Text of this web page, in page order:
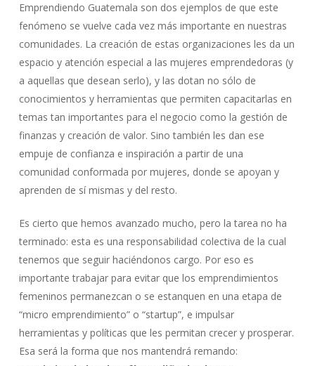
Emprendiendo Guatemala son dos ejemplos de que este
fenómeno se vuelve cada vez más importante en nuestras
comunidades. La creación de estas organizaciones les da un
espacio y atención especial a las mujeres emprendedoras (y
a aquellas que desean serlo), y las dotan no sólo de
conocimientos y herramientas que permiten capacitarlas en
temas tan importantes para el negocio como la gestión de
finanzas y creación de valor. Sino también les dan ese
empuje de confianza e inspiración a partir de una
comunidad conformada por mujeres, donde se apoyan y
aprenden de sí mismas y del resto.
Es cierto que hemos avanzado mucho, pero la tarea no ha
terminado: esta es una responsabilidad colectiva de la cual
tenemos que seguir haciéndonos cargo. Por eso es
importante trabajar para evitar que los emprendimientos
femeninos permanezcan o se estanquen en una etapa de
“micro emprendimiento” o “startup”, e impulsar
herramientas y políticas que les permitan crecer y prosperar.
Esa será la forma que nos mantendrá remando: